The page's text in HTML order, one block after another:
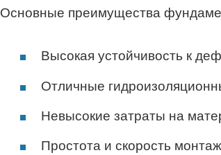
Основные преимущества
Высокая устойчивость к
Отличные
Невысокие затраты на
Простота и скорость